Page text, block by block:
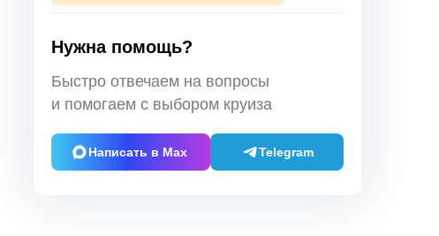
Нужна помощь?
Быстро отвечаем на вопросы
и помогаем с выбором круиза
Написать в Max Telegram